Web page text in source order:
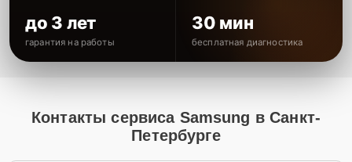
до 3 лет
гарантия на работы
30 мин
бесплатная диагностика
Контакты сервиса Samsung в Санкт-
Петербурге